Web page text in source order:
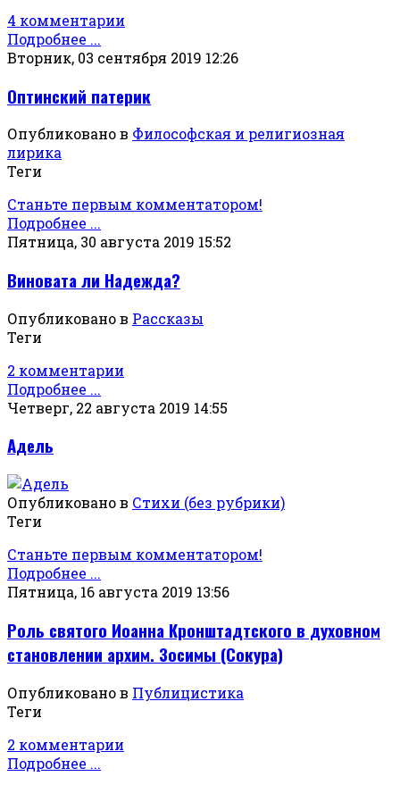
4 комментарии
Подробнее ...
Вторник, 03 сентября 2019 12:26
Оптинский патерик
Опубликовано в Философская и религиозная
лирика
Теги
Станьте первым комментатором!
Подробнее ...
Пятница, 30 августа 2019 15:52
Виновата ли Надежда?
Опубликовано в Рассказы
Теги
2 комментарии
Подробнее ...
Четверг, 22 августа 2019 14:55
Адель
Опубликовано в Стихи (без рубрики)
Теги
Станьте первым комментатором!
Подробнее ...
Пятница, 16 августа 2019 13:56
Роль святого Иоанна Кронштадтского в духовном
становлении архим. Зосимы (Сокура)
Опубликовано в Публицистика
Теги
2 комментарии
Подробнее ...